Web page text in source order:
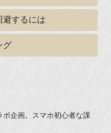
避するには
グ
企画。スマホ初心者な課